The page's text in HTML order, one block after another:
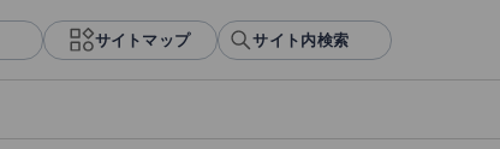
サイトマップ サイト内検索